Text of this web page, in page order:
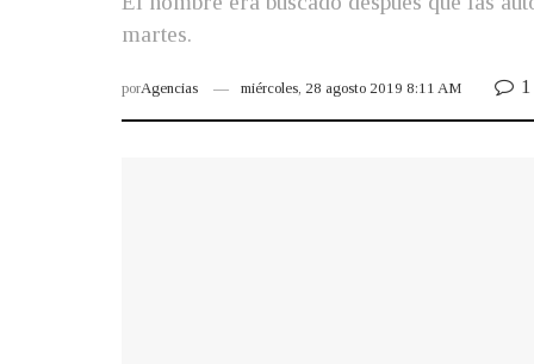
martes.
porAgencias miércoles, 28 agosto 2019 8:11 AM 1